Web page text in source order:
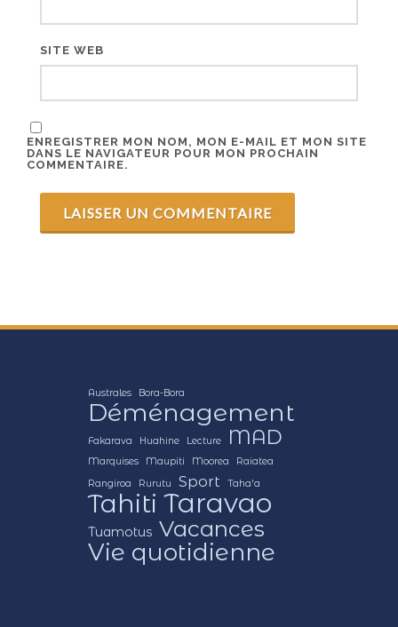
SITE WEB
ENREGISTRER MON NOM, MON E-MAIL ET MON SITE
DANS LE NAVIGATEUR POUR MON PROCHAIN
COMMENTAIRE.
Australes Bora-Bora
Déménagement
Fakarava Huahine Lecture MAD
Marquises Maupiti Moorea
Raiatea
Rangiroa
Rurutu Sport Taha'a
Tahiti Taravao
Tuamotus Vacances
Vie quotidienne